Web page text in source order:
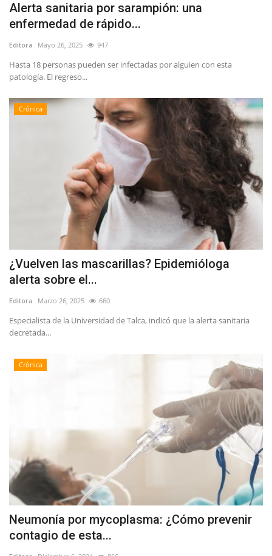
Alerta sanitaria por sarampión: una
enfermedad de rápido...
Editora Mayo 26, 2025 947
Hasta 18 personas pueden ser infectadas por alguien con esta
patología. El regreso...
Crónica
¿Vuelven las mascarillas? Epidemióloga
alerta sobre el...
Editora Marzo 26, 2025 660
Especialista de la Universidad de Talca, indicó que la alerta sanitaria
decretada...
Crónica
Neumonía por mycoplasma: ¿Cómo prevenir
contagio de esta...